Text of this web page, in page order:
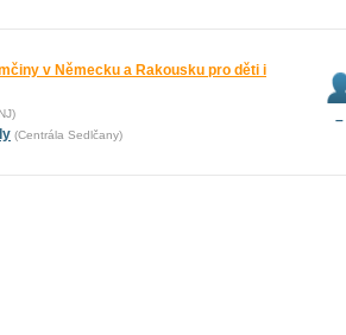
v Německu a Rakousku pro děti i
(Centrála Sedlčany)
–